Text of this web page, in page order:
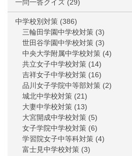
一問一答クイズ (29)
中学校別対策 (386)
三輪田学園中学校対策 (3)
世田谷学園中学校対策 (3)
中央大学附属中学校対策 (4)
共立女子中学校対策 (14)
吉祥女子中学校対策 (16)
品川女子学院中等部対策 (2)
城北中学校対策 (21)
大妻中学校対策 (13)
大宮開成中学校対策 (5)
女子学院中学校対策 (6)
学習院女子中等科対策 (4)
富士見中学校対策 (3)